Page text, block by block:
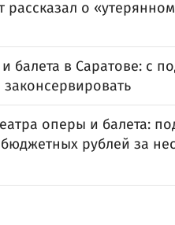
рассказал о
балета в Саратове: с
оперы и балета:
рублей за